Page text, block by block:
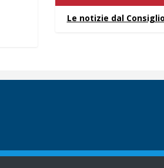
Le notizie dal